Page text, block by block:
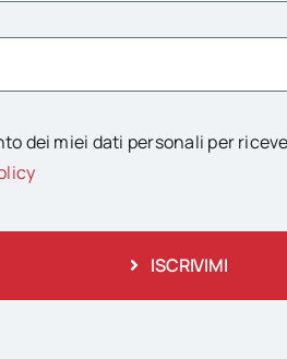
dei miei dati personali per
ISCRIVIMI